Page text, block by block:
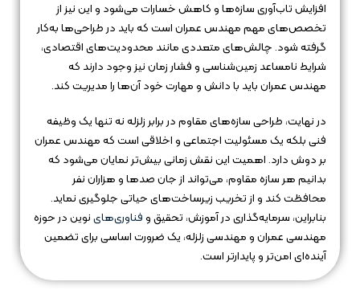
افزایش تاب‌آوری سازه‌ها و کاهش خسارات می‌شود و این نیز از
تخصص‌های مهم مهندس عمران است که باید در طراحی‌ها به‌کار
گرفته شود. چالش‌های متعددی مانند محدودیت‌های اقتصادی،
شرایط نامساعد زمین‌شناسی و فشار زمان نیز وجود دارند که
مهندس عمران باید با دانش و مهارت خود آن‌ها را مدیریت کند.
در نهایت، طراحی سازه‌های مقاوم در برابر زلزله نه تنها یک وظیفه
فنی بلکه یک مسئولیت اجتماعی و اخلاقی است که مهندس عمران
بر دوش دارد. اهمیت این نقش زمانی بیش‌تر نمایان می‌شود که
بدانیم هر سازه مقاوم، می‌تواند از جان صدها و هزاران نفر
محافظت کند و از تخریب زیرساخت‌های حیاتی جلوگیری نماید.
بنابراین، سرمایه‌گذاری در آموزش، تحقیق وفناوری‌هاینوین در حوزه
مهندسی عمران و مهندسی زلزله، یک ضرورت اساسی برای تضمین
آینده‌ای امن‌تر و پایدارتر است.